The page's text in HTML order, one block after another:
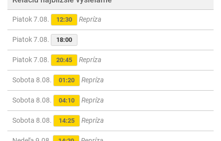
Piatok 7.08. 12:30 Repríza
Piatok 7.08. 18:00
Piatok 7.08. 20:45 Repríza
Sobota 8.08. 01:20 Repríza
Sobota 8.08. 04:10 Repríza
Sobota 8.08. 14:25 Repríza